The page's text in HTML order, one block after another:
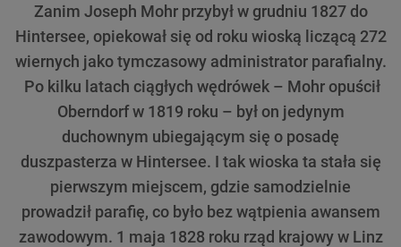
Zanim Joseph Mohr przybył w grudniu 1827 do
Hintersee, opiekował się od roku wioską liczącą 272
wiernych jako tymczasowy administrator parafialny.
Po kilku latach ciągłych wędrówek – Mohr opuścił
Oberndorf w 1819 roku – był on jedynym
duchownym ubiegającym się o posadę
duszpasterza w Hintersee. I tak wioska ta stała się
pierwszym miejscem, gdzie samodzielnie
prowadził parafię, co było bez wątpienia awansem
zawodowym. 1 maja 1828 roku rząd krajowy w Linz